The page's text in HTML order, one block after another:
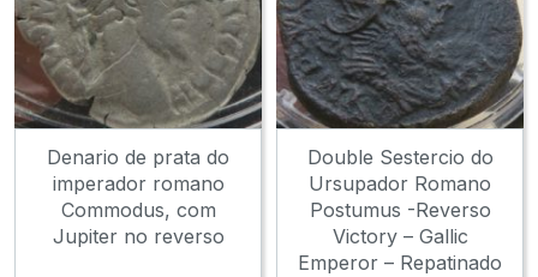
Denario de prata do
imperador romano
Commodus, com
Jupiter no reverso
Double Sestercio do
Ursupador Romano
Postumus -Reverso
Victory – Gallic
Emperor – Repatinado